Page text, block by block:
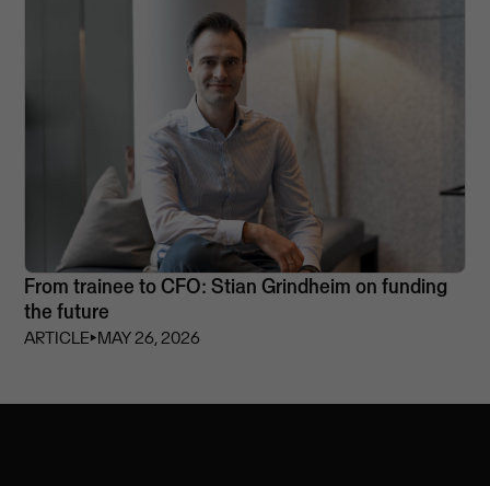
From trainee to CFO: Stian Grindheim on funding
the future
ARTICLE⏵MAY 26, 2026